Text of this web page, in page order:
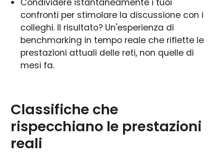
Condividere istantaneamente i tuoi
confronti per stimolare la discussione con i
colleghi. Il risultato? Un'esperienza di
benchmarking in tempo reale che riflette le
prestazioni attuali delle reti, non quelle di
mesi fa.
Classifiche che
rispecchiano le prestazioni
reali